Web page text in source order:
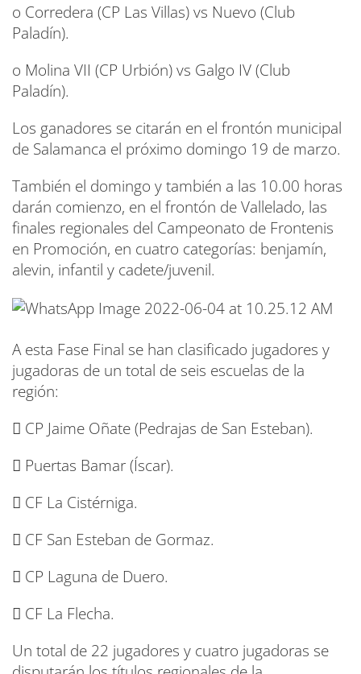
o Corredera (CP Las Villas) vs Nuevo (Club
Paladín).
o Molina VII (CP Urbión) vs Galgo IV (Club
Paladín).
Los ganadores se citarán en el frontón municipal
de Salamanca el próximo domingo 19 de marzo.
También el domingo y también a las 10.00 horas
darán comienzo, en el frontón de Vallelado, las
finales regionales del Campeonato de Frontenis
en Promoción, en cuatro categorías: benjamín,
alevin, infantil y cadete/juvenil.
A esta Fase Final se han clasificado jugadores y
jugadoras de un total de seis escuelas de la
región:
 CP Jaime Oñate (Pedrajas de San Esteban).
 Puertas Bamar (Íscar).
 CF La Cistérniga.
 CF San Esteban de Gormaz.
 CP Laguna de Duero.
 CF La Flecha.
Un total de 22 jugadores y cuatro jugadoras se